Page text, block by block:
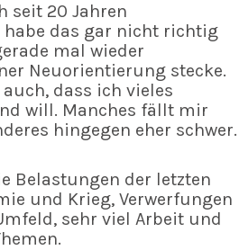
seit 20 Jahren
das gar nicht richtig
mal wieder
Neuorientierung stecke.
dass ich vieles
will. Manches fällt mir
hingegen eher schwer.
Belastungen der letzten
und Krieg, Verwerfungen
sehr viel Arbeit und